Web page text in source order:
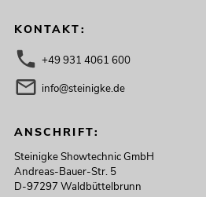
KONTAKT:
+49 931 4061 600
info@steinigke.de
ANSCHRIFT:
Steinigke Showtechnic GmbH
Andreas-Bauer-Str. 5
D-97297 Waldbüttelbrunn